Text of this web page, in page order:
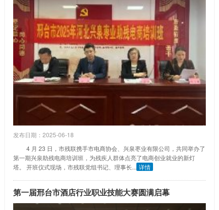
发布日期：2025-06-18
4 月 23 日，市残联携手市电商协会、兴泉枣业有限公司，共同举办了
第一期兴泉助残电商培训班，为残疾人群体点亮了电商创业就业的新灯
塔。 开班仪式现场，市残联党组书记、理事长... 详情
第一届邢台市酒店行业职业技能大赛圆满启幕